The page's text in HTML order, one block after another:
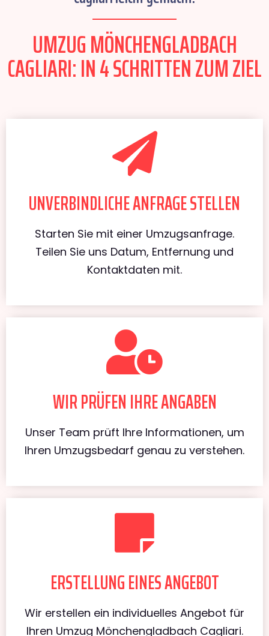
UMZUG MÖNCHENGLADBACH
CAGLIARI: IN 4 SCHRITTEN ZUM ZIEL
UNVERBINDLICHE ANFRAGE STELLEN
Starten Sie mit einer Umzugsanfrage.
Teilen Sie uns Datum, Entfernung und
Kontaktdaten mit.
WIR PRÜFEN IHRE ANGABEN
Unser Team prüft Ihre Informationen, um
Ihren Umzugsbedarf genau zu verstehen.
ERSTELLUNG EINES ANGEBOT
Wir erstellen ein individuelles Angebot für
Ihren Umzug Mönchengladbach Cagliari.